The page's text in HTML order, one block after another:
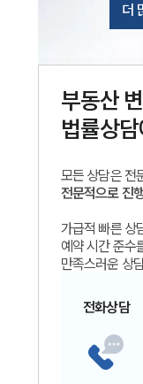
더
부동산
법률상
모든 상담은 전
전문적으로 진
가급적 빠른 상
예약 시간 준수
만족스러운 상
전화상담